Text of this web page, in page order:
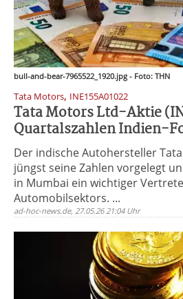
bull-and-bear-7965522_1920.jpg - Foto: THN
Tata Motors, INE155A01022
Tata Motors Ltd-Aktie
Quartalszahlen Indien-
Der indische Autohersteller
jüngst seine Zahlen vorgelegt
in Mumbai ein wichtiger
Automobilsektors. ...
ad-hoc-news.de, 27.05.26 21:04 Uhr